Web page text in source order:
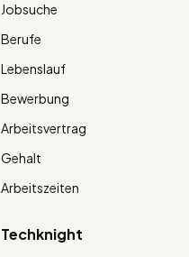
Jobsuche
Berufe
Lebenslauf
Bewerbung
Arbeitsvertrag
Gehalt
Arbeitszeiten
Techknight